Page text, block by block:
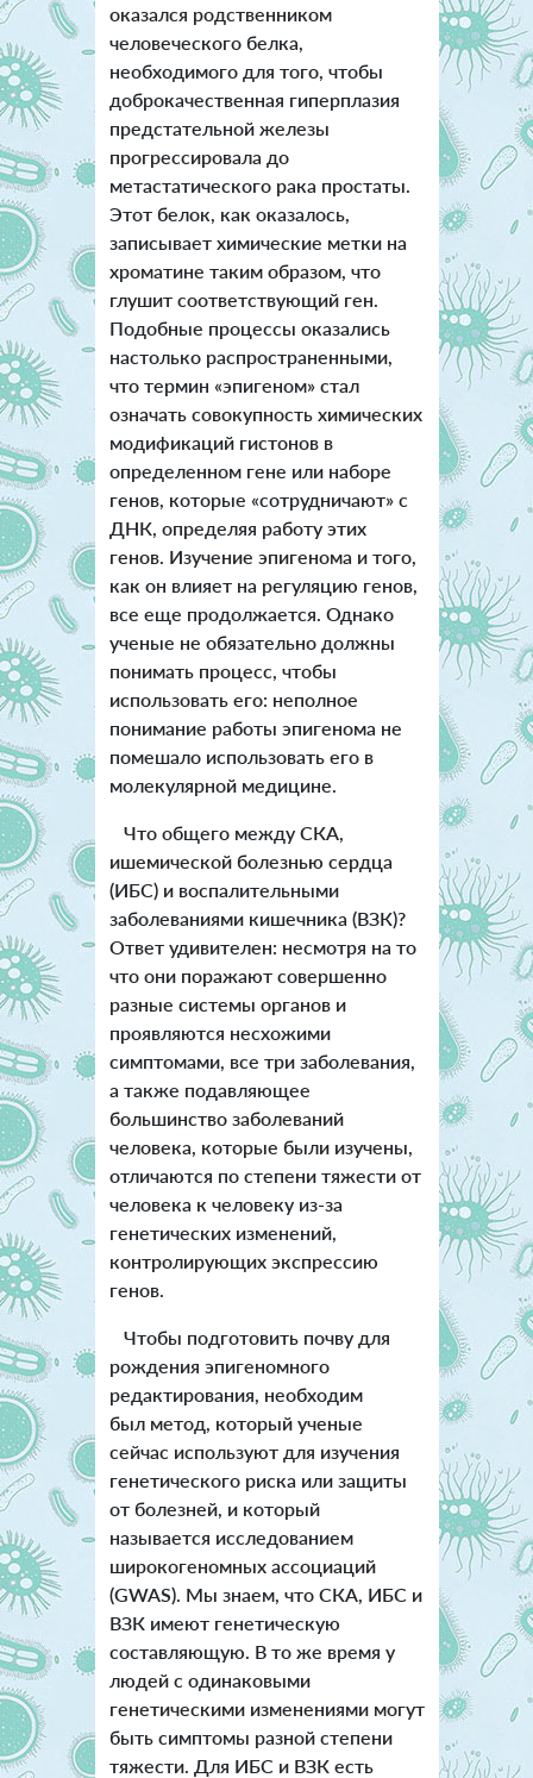
оказался родственником
человеческого белка,
необходимого для того, чтобы
доброкачественная гиперплазия
предстательной железы
прогрессировала до
метастатического рака простаты.
Этот белок, как оказалось,
записывает химические метки на
хроматине таким образом, что
глушит соответствующий ген.
Подобные процессы оказались
настолько распространенными,
что термин «эпигеном» стал
означать совокупность химических
модификаций гистонов в
определенном гене или наборе
генов, которые «сотрудничают» с
ДНК, определяя работу этих
генов. Изучение эпигенома и того,
как он влияет на регуляцию генов,
все еще продолжается. Однако
ученые не обязательно должны
понимать процесс, чтобы
использовать его: неполное
понимание работы эпигенома не
помешало использовать его в
молекулярной медицине.
Что общего между СКА,
ишемической болезнью сердца
(ИБС) и воспалительными
заболеваниями кишечника (ВЗК)?
Ответ удивителен: несмотря на то
что они поражают совершенно
разные системы органов и
проявляются несхожими
симптомами, все три заболевания,
а также подавляющее
большинство заболеваний
человека, которые были изучены,
отличаются по степени тяжести от
человека к человеку из-за
генетических изменений,
контролирующих экспрессию
генов.
Чтобы подготовить почву для
рождения эпигеномного
редактирования, необходим
был метод, который ученые
сейчас используют для изучения
генетического риска или защиты
от болезней, и который
называется исследованием
широкогеномных ассоциаций
(GWAS). Мы знаем, что СКА, ИБС и
ВЗК имеют генетическую
составляющую. В то же время у
людей с одинаковыми
генетическими изменениями могут
быть симптомы разной степени
тяжести. Для ИБС и ВЗК есть